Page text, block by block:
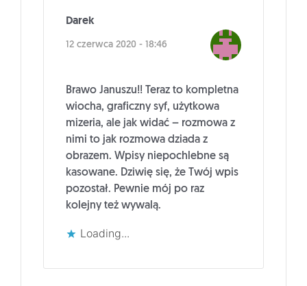
Darek
12 czerwca 2020 - 18:46
Brawo Januszu!! Teraz to kompletna
wiocha, graficzny syf, użytkowa
mizeria, ale jak widać – rozmowa z
nimi to jak rozmowa dziada z
obrazem. Wpisy niepochlebne są
kasowane. Dziwię się, że Twój wpis
pozostał. Pewnie mój po raz
kolejny też wywalą.
Loading...